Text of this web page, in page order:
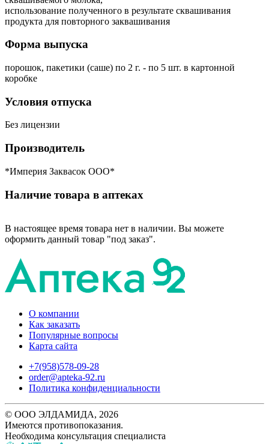
использование полученного в результате сквашивания
продукта для повторного заквашивания
Форма выпуска
порошок, пакетики (саше) по 2 г. - по 5 шт. в картонной
коробке
Условия отпуска
Без лицензии
Производитель
*Империя Заквасок ООО*
Наличие товара в аптеках
В настоящее время товара нет в наличии. Вы можете
оформить данный товар "под заказ".
О компании
Как заказать
Популярные вопросы
Карта сайта
+7(958)578-09-28
order@apteka-92.ru
Политика конфиденциальности
© ООО ЭЛДАМИДА, 2026
Имеются противопоказания.
Необходима консультация специалиста